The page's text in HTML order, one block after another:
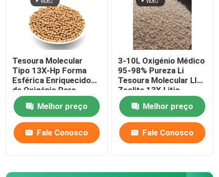
Favo de mel cerâmico
meios do mbbr
Agentes auxiliares químicos
Tesoura Molecular
Tipo 13X-Hp Forma
Esférica Enriquecido
de Oxigénio Para
Medicina
Melhor preço
Fale Conosco
3-10L Oxigénio Médico
95-98% Pureza Li
Tesoura Molecular LIX
Zeolita 13X Litio
Zeolita Oxigénio Para
Concentrador de
Oxigénio
Melhor preço
Fale Conosco